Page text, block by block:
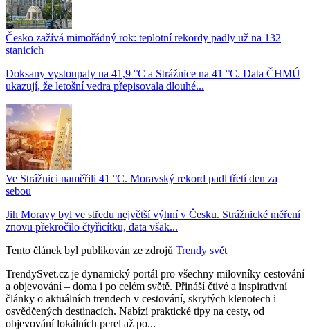
Česko zažívá mimořádný rok: teplotní rekordy padly už na 132
stanicích
Doksany vystoupaly na 41,9 °C a Strážnice na 41 °C. Data ČHMÚ
ukazují, že letošní vedra přepisovala dlouhé...
Ve Strážnici naměřili 41 °C. Moravský rekord padl třetí den za
sebou
Jih Moravy byl ve středu největší výhní v Česku. Strážnické měření
znovu překročilo čtyřicítku, data však...
Tento článek byl publikován ze zdrojů Trendy svět
TrendySvet.cz je dynamický portál pro všechny milovníky cestování
a objevování – doma i po celém světě. Přináší čtivé a inspirativní
články o aktuálních trendech v cestování, skrytých klenotech i
osvědčených destinacích. Nabízí praktické tipy na cesty, od
objevování lokálních perel až po...